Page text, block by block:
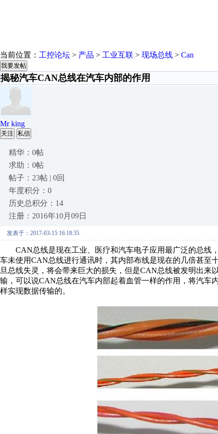
当前位置： 工控论坛 > 产品 > 工业互联 > 现场总线 > Can
我要发帖
揭秘汽车CAN总线在汽车内部的作用
Mr king
关注 私信
精华：0帖
求助：0帖
帖子：23帖 | 0回
年度积分：0
历史总积分：14
注册：2016年10月09日
发表于：2017-03-15 16:18:35
CAN总线是现在工业、医疗和汽车电子应用最广泛的总线
车未使用CAN总线进行通讯时，其内部布线是现在的几倍甚至
旦总线失灵，将会带来巨大的损失，但是CAN总线被发明出
输，可以说CAN总线在汽车内部起着血管一样的作用，将汽
样实现数据传输的。